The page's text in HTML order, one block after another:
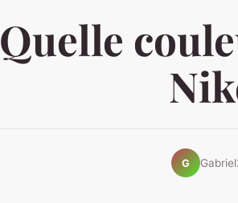
Quelle
G Gabriel